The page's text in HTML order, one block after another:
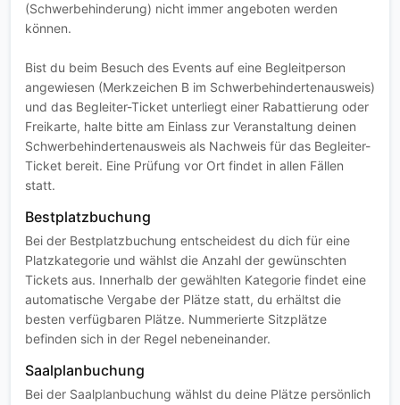
(Schwerbehinderung) nicht immer angeboten werden
können.
Bist du beim Besuch des Events auf eine Begleitperson
angewiesen (Merkzeichen B im Schwerbehindertenausweis)
und das Begleiter-Ticket unterliegt einer Rabattierung oder
Freikarte, halte bitte am Einlass zur Veranstaltung deinen
Schwerbehindertenausweis als Nachweis für das Begleiter-
Ticket bereit. Eine Prüfung vor Ort findet in allen Fällen
statt.
Bestplatzbuchung
Bei der Bestplatzbuchung entscheidest du dich für eine
Platzkategorie und wählst die Anzahl der gewünschten
Tickets aus. Innerhalb der gewählten Kategorie findet eine
automatische Vergabe der Plätze statt, du erhältst die
besten verfügbaren Plätze. Nummerierte Sitzplätze
befinden sich in der Regel nebeneinander.
Saalplanbuchung
Bei der Saalplanbuchung wählst du deine Plätze persönlich